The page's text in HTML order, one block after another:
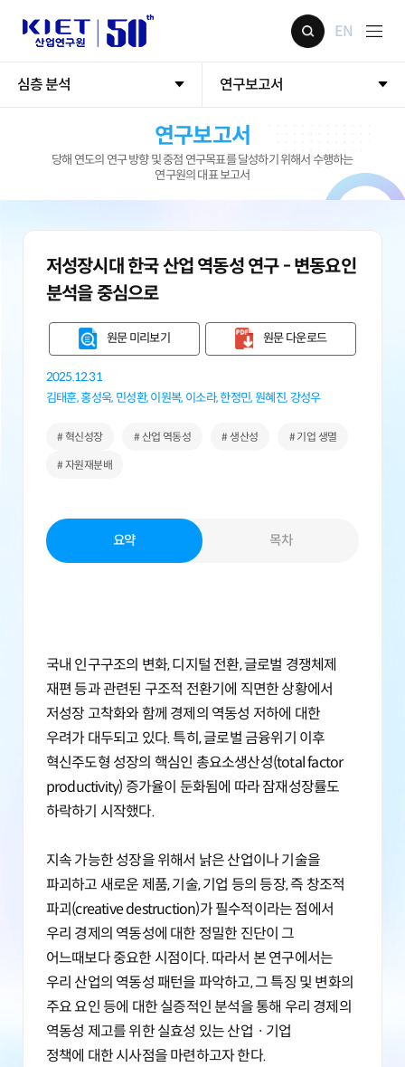
EN
심층 분석 연구보고서
연구보고서
당해 연도의 연구 방향 및 중점 연구목표를 달성하기 위해서 수행하는
연구원의 대표 보고서
저성장시대 한국 산업 역동성 연구 - 변동요인
분석을 중심으로
원문 미리보기 원문 다운로드
2025.12.31
김태훈,홍성욱, 민성환,이원복, 이소라,한정민,원혜진, 강성우
# 혁신성장 # 산업 역동성 # 생산성 # 기업 생멸
# 자원재분배
요약 목차
국내 인구구조의 변화, 디지털 전환, 글로벌 경쟁체제
재편 등과 관련된 구조적 전환기에 직면한 상황에서
저성장 고착화와 함께 경제의 역동성 저하에 대한
우려가 대두되고 있다. 특히, 글로벌 금융위기 이후
혁신주도형 성장의 핵심인 총요소생산성(total factor
productivity) 증가율이 둔화됨에 따라 잠재성장률도
하락하기 시작했다.
지속 가능한 성장을 위해서 낡은 산업이나 기술을
파괴하고 새로운 제품, 기술, 기업 등의 등장, 즉 창조적
파괴(creative destruction)가 필수적이라는 점에서
우리 경제의 역동성에 대한 정밀한 진단이 그
어느때보다 중요한 시점이다. 따라서 본 연구에서는
우리 산업의 역동성 패턴을 파악하고, 그 특징 및 변화의
주요 요인 등에 대한 실증적인 분석을 통해 우리 경제의
역동성 제고를 위한 실효성 있는 산업ㆍ기업
정책에 대한 시사점을 마련하고자 한다.